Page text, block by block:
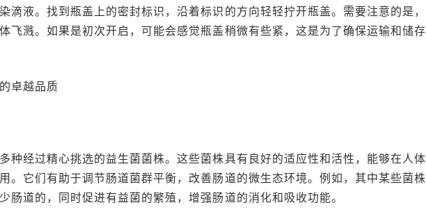
滴液。找到瓶盖上的密封标识，沿着标识的方向轻轻拧开瓶盖。需要注意的是，
飞溅。如果是初次开启，可能会感觉瓶盖稍微有些紧，这是为了确保运输和储存
卓越品质
种经过精心挑选的益生菌菌株。这些菌株具有良好的适应性和活性，能够在人体
。它们有助于调节肠道菌群平衡，改善肠道的微生态环境。例如，其中某些菌株
肠道的，同时促进有益菌的繁殖，增强肠道的消化和吸收功能。